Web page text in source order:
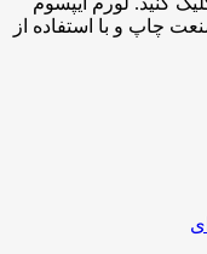
چاپ و با استفاده از